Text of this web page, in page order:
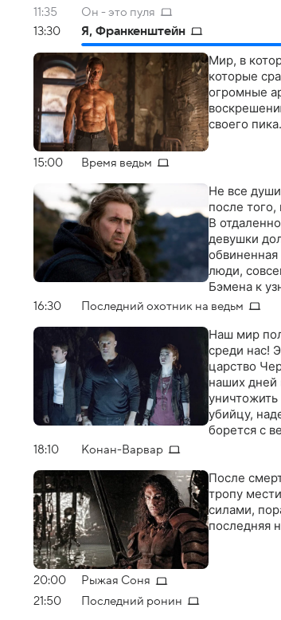
11:35
Он - это пуля
13:30
Я, Франкенштейн
Мир, в
которые
огромные
своего
15:00 Время ведьм
Не все
после
В
девушки
обвиненная
люди,
Бэмена к
16:30 Последний охотник на ведьм
Наш мир
среди нас!
царство
наших дней
убийцу,
борется с
18:10 Конан-Варвар
После
тропу
силами,
последняя
20:00
Рыжая Соня
21:50
Последний ронин